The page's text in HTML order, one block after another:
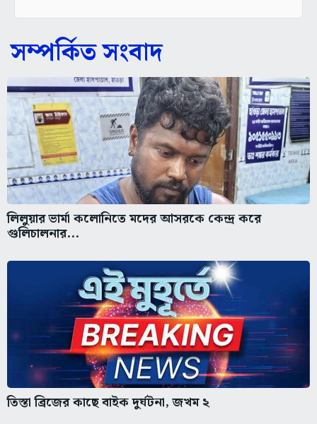
সম্পর্কিত সংবাদ
লিলুয়ার ভার্মা কলোনিতে মদের আসরকে কেন্দ্র করে
গুলিচালনার...
তিস্তা ব্রিজের কাছে বাইক দুর্ঘটনা, জখম ২